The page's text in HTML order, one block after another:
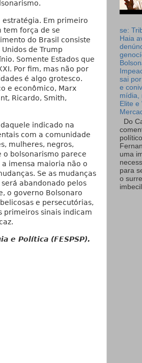
estratégia. Em primeiro
tem força de se
do Brasil consiste
de Trump
Somente Estados que
Por fim, mas não por
é algo grotesco.
e econômico, Marx
Ricardo, Smith,
indicado na
com a comunidade
mulheres, negros,
o bolsonarismo parece
imensa maioria não o
Se as mudanças
abandonado pelos
o governo Bolsonaro
e persecutórias,
primeiros sinais indicam
e Política (FESPSP).
se:
Haia
sai
e
mídia,
Elite e
Do
uma
para
o